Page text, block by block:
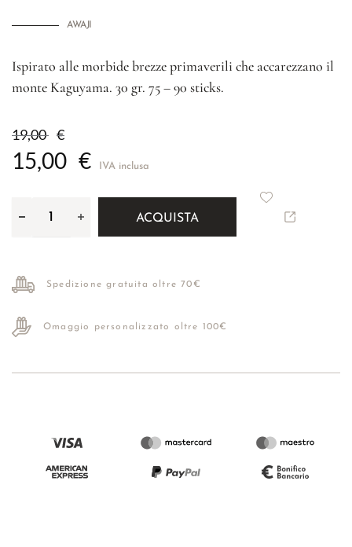
AWAJI
Ispirato alle morbide brezze primaverili che accarezzano il
monte Kaguyama. 30 gr. 75 – 90 sticks.
19,00 €
15,00 € IVA inclusa
ACQUISTA
Spedizione gratuita oltre 70€
Omaggio personalizzato oltre 100€